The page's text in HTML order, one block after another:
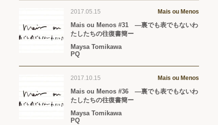
2017.05.15 Mais ou Menos
Mais ou Menos #31 —裏でも表でもないわ
たしたちの往復書簡ー
Maysa Tomikawa
PQ
2017.10.15 Mais ou Menos
Mais ou Menos #36 —裏でも表でもないわ
たしたちの往復書簡ー
Maysa Tomikawa
PQ